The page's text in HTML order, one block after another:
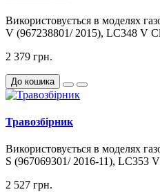
Використовується в моделях
V (967238801/ 2015), LC348 V
2 379 грн.
До кошика
Травозбірник
Використовується в моделях
S (967069301/ 2016-11), LC353
2 527 грн.